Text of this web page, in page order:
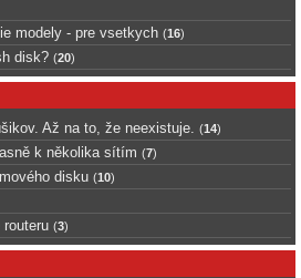
modely - pre vsetkych (16)
disk? (20)
Až na to, že neexistuje. (14)
k několika sítím (7)
disku (10)
routeru (3)